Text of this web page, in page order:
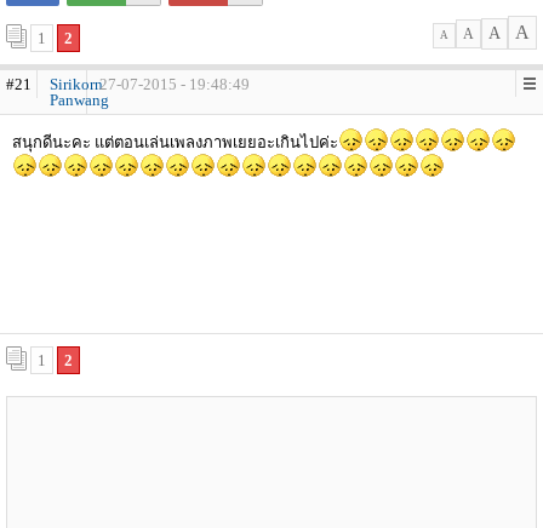
1 2 A A A A
#21
Sirikorn
Panwang
27-07-2015 - 19:48:49
สนุกดีนะคะ แต่ตอนเล่นเพลงภาพเยยอะเกินไปค่ะ
1 2